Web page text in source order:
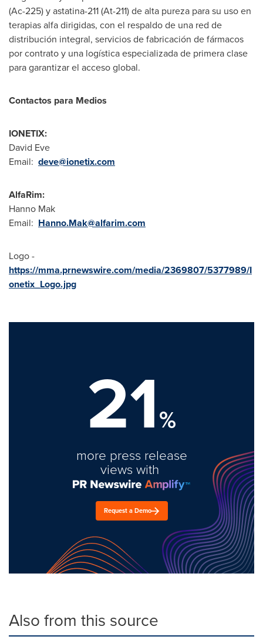
(Ac-225) y astatina-211 (At-211) de alta pureza para su uso en
terapias alfa dirigidas, con el respaldo de una red de
distribución integral, servicios de fabricación de fármacos
por contrato y una logística especializada de primera clase
para garantizar el acceso global.
Contactos para Medios
IONETIX:
David Eve
Email: deve@ionetix.com
AlfaRim:
Hanno Mak
Email: Hanno.Mak@alfarim.com
Logo -
https://mma.prnewswire.com/media/2369807/5377989/I
onetix_Logo.jpg
21%
more press release
views with
Request a Demo
Also from this source